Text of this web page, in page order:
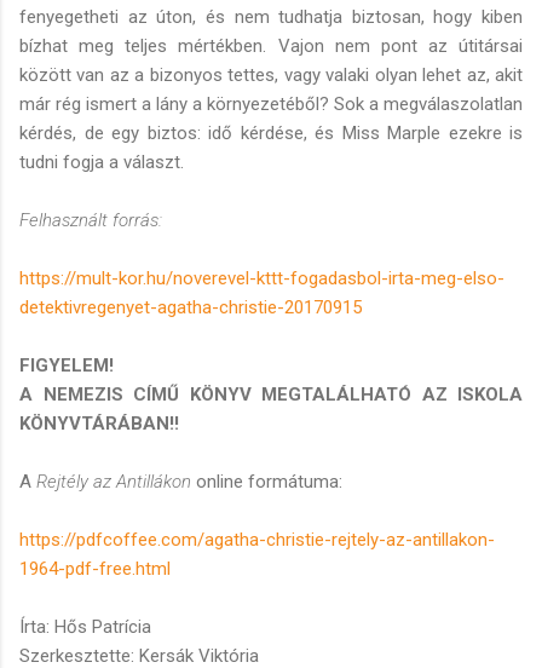
fenyegetheti az úton, és nem tudhatja biztosan, hogy kiben
bízhat meg teljes mértékben. Vajon nem pont az útitársai
között van az a bizonyos tettes, vagy valaki olyan lehet az, akit
már rég ismert a lány a környezetéből? Sok a megválaszolatlan
kérdés, de egy biztos: idő kérdése, és Miss Marple ezekre is
tudni fogja a választ.
Felhasznált forrás:
https://mult-kor.hu/noverevel-kttt-fogadasbol-irta-meg-elso-
detektivregenyet-agatha-christie-20170915
FIGYELEM!
A NEMEZIS CÍMŰ KÖNYV MEGTALÁLHATÓ AZ ISKOLA
KÖNYVTÁRÁBAN!!
A Rejtély az Antillákon online formátuma:
https://pdfcoffee.com/agatha-christie-rejtely-az-antillakon-
1964-pdf-free.html
Írta: Hős Patrícia
Szerkesztette: Kersák Viktória